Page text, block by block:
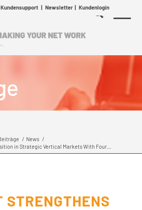
Kundensupport| Newsletter| Kundenlogin
/ News /
in Strategic Vertical Markets With Four...
STRENGTHENS